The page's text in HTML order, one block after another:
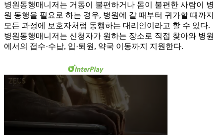
병원동행매니저는 거동이 불편하거나 몸이 불편한 사람이 병
원 동행을 필요로 하는 경우, 병원에 갈 때부터 귀가할 때까지
모든 과정에 보호자처럼 동행하는 대리인이라고 할 수 있다.
병원동행매니저는 신청자가 원하는 장소로 직접 찾아와 병원
에서의 접수·수납, 입·퇴원, 약국 이동까지 지원한다.